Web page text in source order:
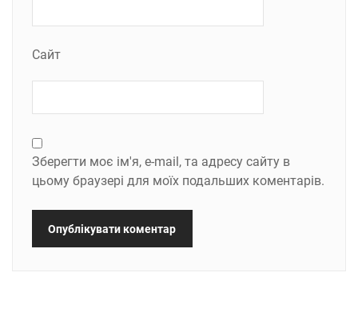
Сайт
Зберегти моє ім'я, e-mail, та адресу сайту в
цьому браузері для моїх подальших коментарів.